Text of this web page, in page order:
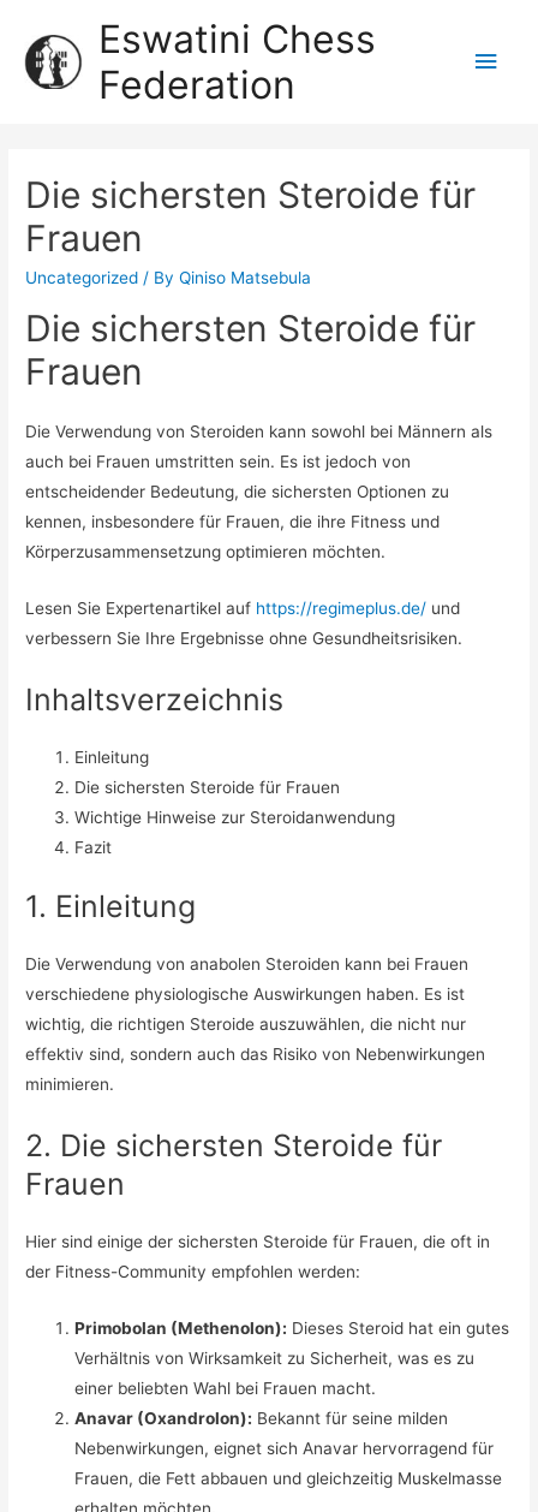
Eswatini Chess
Federation
Die sichersten Steroide für
Frauen
Uncategorized / ByQiniso Matsebula
Die sichersten Steroide für
Frauen
Die Verwendung von Steroiden kann sowohl bei Männern als
auch bei Frauen umstritten sein. Es ist jedoch von
entscheidender Bedeutung, die sichersten Optionen zu
kennen, insbesondere für Frauen, die ihre Fitness und
Körperzusammensetzung optimieren möchten.
Lesen Sie Expertenartikel auf https://regimeplus.de/ und
verbessern Sie Ihre Ergebnisse ohne Gesundheitsrisiken.
Inhaltsverzeichnis
Einleitung
Die sichersten Steroide für Frauen
Wichtige Hinweise zur Steroidanwendung
Fazit
1. Einleitung
Die Verwendung von anabolen Steroiden kann bei Frauen
verschiedene physiologische Auswirkungen haben. Es ist
wichtig, die richtigen Steroide auszuwählen, die nicht nur
effektiv sind, sondern auch das Risiko von Nebenwirkungen
minimieren.
2. Die sichersten Steroide für
Frauen
Hier sind einige der sichersten Steroide für Frauen, die oft in
der Fitness-Community empfohlen werden:
Primobolan (Methenolon): Dieses Steroid hat ein gutes
Verhältnis von Wirksamkeit zu Sicherheit, was es zu
einer beliebten Wahl bei Frauen macht.
Anavar (Oxandrolon): Bekannt für seine milden
Nebenwirkungen, eignet sich Anavar hervorragend für
Frauen, die Fett abbauen und gleichzeitig Muskelmasse